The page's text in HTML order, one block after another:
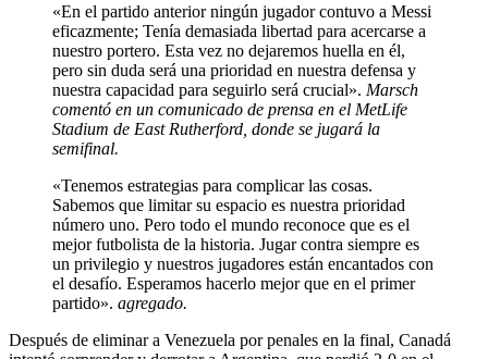
«En el partido anterior ningún jugador contuvo a Messi
eficazmente; Tenía demasiada libertad para acercarse a
nuestro portero. Esta vez no dejaremos huella en él,
pero sin duda será una prioridad en nuestra defensa y
nuestra capacidad para seguirlo será crucial». Marsch
comentó en un comunicado de prensa en el MetLife
Stadium de East Rutherford, donde se jugará la
semifinal.
«Tenemos estrategias para complicar las cosas.
Sabemos que limitar su espacio es nuestra prioridad
número uno. Pero todo el mundo reconoce que es el
mejor futbolista de la historia. Jugar contra siempre es
un privilegio y nuestros jugadores están encantados con
el desafío. Esperamos hacerlo mejor que en el primer
partido». agregado.
Después de eliminar a Venezuela por penales en la final, Canadá